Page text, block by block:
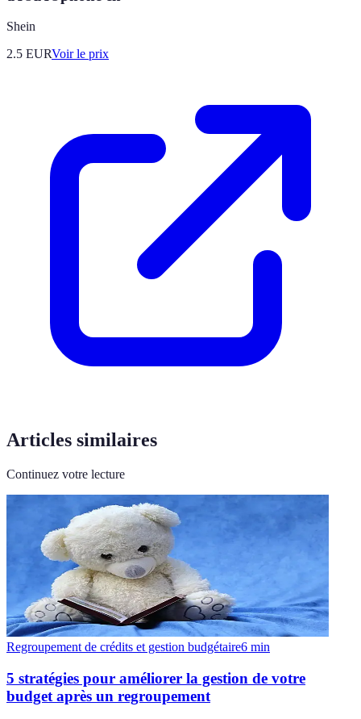
Shein
2.5 EURVoir le prix
Articles similaires
Continuez votre lecture
Regroupement de crédits et gestion budgétaire6 min
5 stratégies pour améliorer la gestion de votre
budget après un regroupement